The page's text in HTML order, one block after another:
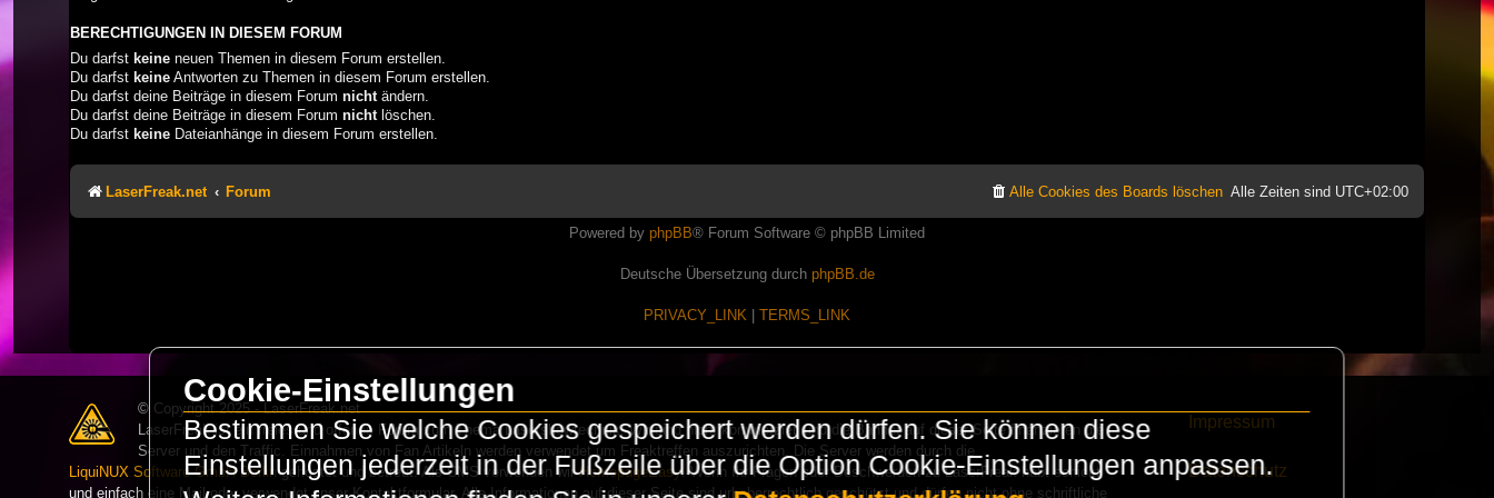
BERECHTIGUNGEN IN DIESEM FORUM
Du darfst keine neuen Themen in diesem Forum erstellen.
Du darfst keine Antworten zu Themen in diesem Forum erstellen.
Du darfst deine Beiträge in diesem Forum nicht ändern.
Du darfst deine Beiträge in diesem Forum nicht löschen.
Du darfst keine Dateianhänge in diesem Forum erstellen.
LaserFreak.net Forum Alle Zeiten sind UTC+02:00
Alle Cookies des Boards löschen
Powered by phpBB® Forum Software © phpBB Limited
Deutsche Übersetzung durch phpBB.de
PRIVACY_LINK TERMS_LINK
© Copyright 2025 - LaserFreak.net
LaserFreak ist ein freies und offenes Forum zum Thema Lasershowtechnik. Wir sind nicht kommerziell und die Banner auf dieser Seite finanzieren die
Server und den Traffic. Einnahmen von Fan Artikeln werden verwendet um Freaktreffen auszurichten. Die Server werden durch die
LiquiNUX Software GmbH Berlingehostet und betreut. Als CMS verwenden wirHomepageEasy. Wenn Ihr Fragen oder Beschwerden zu LaserFreak habt schickt
und einfach eine Mail oder verwendet unser Kontaktformular. Alle Informationen auf dieser Seite sind urheberrechtlich geschützt und dürfen nicht ohne schriftliche
Impressum
Datenschutz
Cookie-Einstellungen
Bestimmen Sie welche Cookies gespeichert werden dürfen. Sie können diese
Einstellungen jederzeit in der Fußzeile über die Option Cookie-Einstellungen anpassen.